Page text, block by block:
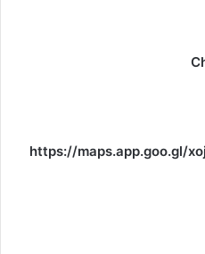
https://maps.app.goo.gl/